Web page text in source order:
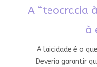
A “teocracia
à
A laicidade é o
Deveria garantir